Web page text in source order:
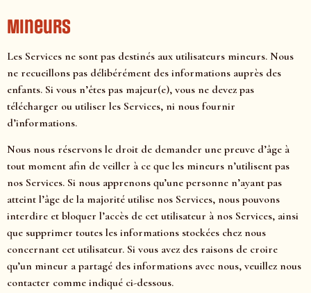
Mineurs
Les Services ne sont pas destinés aux utilisateurs mineurs. Nous
ne recueillons pas délibérément des informations auprès des
enfants. Si vous n’êtes pas majeur(e), vous ne devez pas
télécharger ou utiliser les Services, ni nous fournir
d’informations.
Nous nous réservons le droit de demander une preuve d’âge à
tout moment afin de veiller à ce que les mineurs n’utilisent pas
nos Services. Si nous apprenons qu’une personne n’ayant pas
atteint l’âge de la majorité utilise nos Services, nous pouvons
interdire et bloquer l’accès de cet utilisateur à nos Services, ainsi
que supprimer toutes les informations stockées chez nous
concernant cet utilisateur. Si vous avez des raisons de croire
qu’un mineur a partagé des informations avec nous, veuillez nous
contacter comme indiqué ci-dessous.